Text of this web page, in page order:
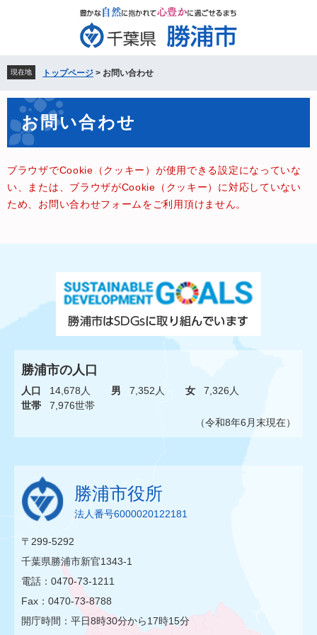
先
頭
で
を
飛
ば
本
へ
現在地 トップページ > お問い合わせ
文 お問い合わせ
ブラウザでCookie（クッキー）が使用できる設定になっていな
い、または、ブラウザがCookie（クッキー）に対応していない
ため、お問い合わせフォームをご利用頂けません。
勝浦市の人口
人口 14,678人 男 7,352人 女
7,326人
世帯
7,976世帯
（令和8年6月末現在）
勝浦市役所
法人番号6000020122181
〒299-5292
千葉県勝浦市新官1343-1
電話：0470-73-1211
Fax：0470-73-8788
開庁時間：平日8時30分から17時15分